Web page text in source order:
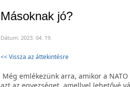
Másoknak jó?
Dátum: 2023. 04. 19.
<< Vissza az áttekintésre
Még emlékezünk arra, amikor a